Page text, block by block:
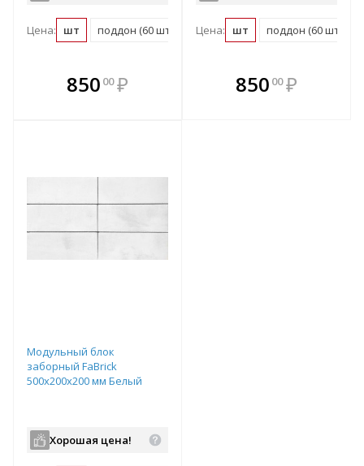
Цена: шт поддон (60 шт)
850 00 ₽
В комплекте
всегда выгоднее!
Цена: шт поддон (60 шт)
В комплекте
всегда выгоднее!
850 00 ₽
Модульный блок
заборный FaBrick
500х200х200 мм Белый
Хорошая цена!